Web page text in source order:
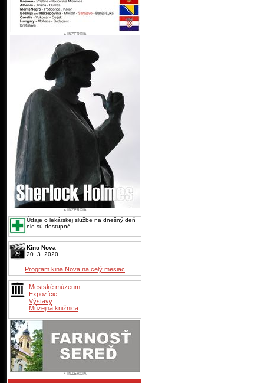
Údaje o lekárskej službe na dnešný deň
nie sú dostupné.
Kino Nova
20. 3. 2020
Program kina Nova na celý mesiac
Mestské múzeum
Expozície
Výstavy
Múzejná knižnica